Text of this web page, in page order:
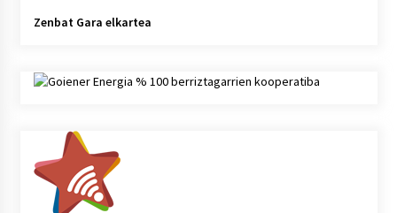
Zenbat Gara elkartea